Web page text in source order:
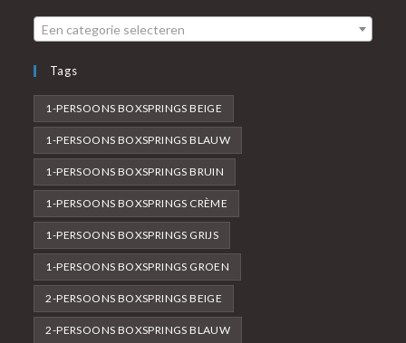
Een categorie selecteren
Tags
1-PERSOONS BOXSPRINGS BEIGE
1-PERSOONS BOXSPRINGS BLAUW
1-PERSOONS BOXSPRINGS BRUIN
1-PERSOONS BOXSPRINGS CRÈME
1-PERSOONS BOXSPRINGS GRIJS
1-PERSOONS BOXSPRINGS GROEN
2-PERSOONS BOXSPRINGS BEIGE
2-PERSOONS BOXSPRINGS BLAUW